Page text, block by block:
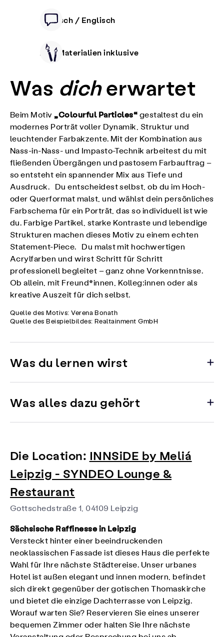
Deutsch / Englisch
Alle Materialien inklusive
Was dicherwartet
Beim Motiv„Colourful Particles“ gestaltest du ein
modernes Porträt voller Dynamik, Struktur und
leuchtender Farbakzente. Mit der Kombination aus
Nass-in-Nass- und Impasto-Technik arbeitest du mit
fließenden Übergängen und pastosem Farbauftrag –
so entsteht ein spannender Mix aus Tiefe und
Ausdruck. Du entscheidest selbst, ob du im Hoch-
oder Querformat malst, und wählst dein persönliches
Farbschema für ein Porträt, das so individuell ist wie
du. Farbige Partikel, starke Kontraste und lebendige
Strukturen machen dieses Motiv zu einem echten
Statement-Piece. Du malst mit hochwertigen
Acrylfarben und wirst Schritt für Schritt
professionell begleitet – ganz ohne Vorkenntnisse.
Ob allein, mit Freund*innen, Kolleg:innen oder als
kreative Auszeit für dich selbst.
Quelle des Motivs: Verena Bonath
Quelle des Beispielbildes: Realtainment GmbH
Was du lernen wirst
Was alles dazu gehört
Die Location: INNSiDE by Meliá
Leipzig - SYNDEO Lounge &
Restaurant
Gottschedstraße 1, 04109 Leipzig
Sächsische Raffinesse in Leipzig
Versteckt hinter einer beeindruckenden
neoklassischen Fassade ist dieses Haus die perfekte
Wahl für Ihre nächste Städtereise. Unser urbanes
Hotel ist außen elegant und innen modern, befindet
sich direkt gegenüber der gotischen Thomaskirche
und bietet die einzige Dachterrasse von Leipzig.
Worauf warten Sie? Reservieren Sie eines unserer
bequemen Zimmer oder halten Sie Ihre nächste